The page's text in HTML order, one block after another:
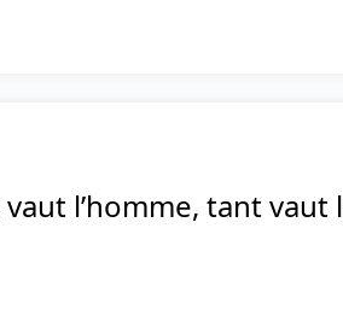
l’homme, tant vaut